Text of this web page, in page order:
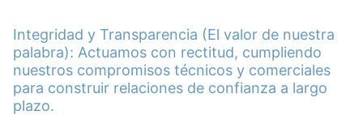
Integridad y Transparencia (El valor de nuestra
palabra): Actuamos con rectitud, cumpliendo
nuestros compromisos técnicos y comerciales
para construir relaciones de confianza a largo
plazo.